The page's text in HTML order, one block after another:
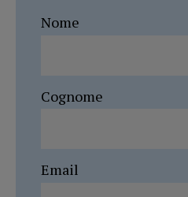
Nome
Cognome
Email